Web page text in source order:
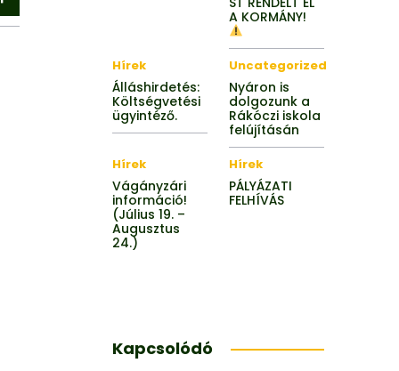
A KORMÁNY!
Hírek
Álláshirdetés:
Költségvetési
ügyintéző.
Uncategorized
Nyáron is
dolgozunk a
Rákóczi iskola
felújításán
Hírek
Vágányzári
információ!
(Július 19. –
Augusztus
24.)
Hírek
PÁLYÁZATI
FELHÍVÁS
Kapcsolódó